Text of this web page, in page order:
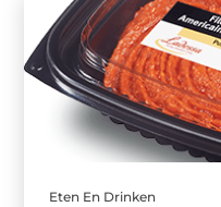
Eten En Drinken